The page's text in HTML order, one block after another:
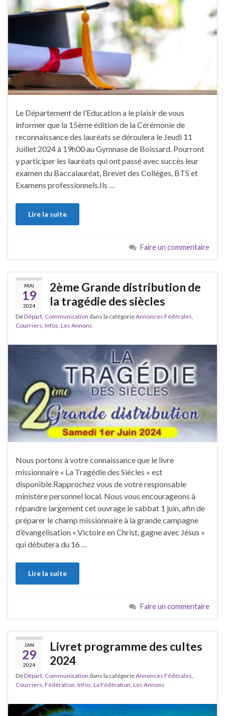
Le Département de l’Education a le plaisir de vous
informer que la 15ème édition de la Cérémonie de
reconnaissance des lauréats se déroulera le Jeudi 11
Juillet 2024 à 19h00 au Gymnase de Boissard. Pourront
y participer les lauréats qui ont passé avec succès leur
examen du Baccalauréat, Brevet des Collèges, BTS et
Examens professionnels.Ils …
Lire la suite
Faire un commentaire
MAI
19
2024
2ème Grande distribution de
la tragédie des siècles
DeDépart. Communication dans la catégorieAnnonces Fédérales,
Courriers, Infos, Les Annonc
Nous portons à votre connaissance que le livre
missionnaire « La Tragédie des Siècles » est
disponible.Rapprochez vous de votre responsable
ministère personnel local. Nous vous encourageons à
répandre largement cet ouvrage le sabbat 1 juin, afin de
préparer le champ missionnaire à la grande campagne
d’évangélisation « Victoire en Christ, gagne avec Jésus »
qui débutera du 16 …
Lire la suite
Faire un commentaire
JAN
29
2024
Livret programme des cultes
2024
DeDépart. Communication dans la catégorieAnnonces Fédérales,
Courriers, Fédération, Infos, La Fédération, Les Annonc